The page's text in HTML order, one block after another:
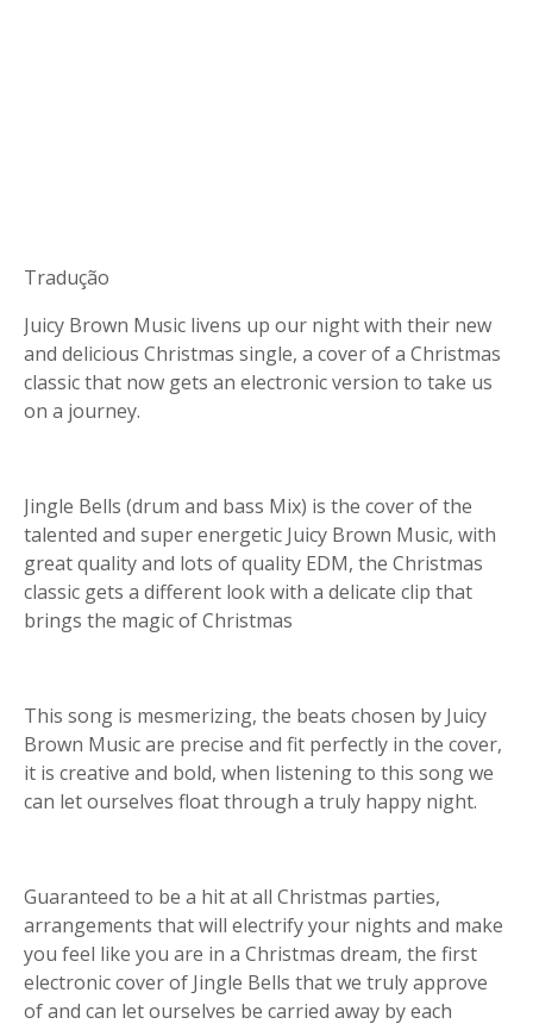
Tradução
Juicy Brown Music livens up our night with their new
and delicious Christmas single, a cover of a Christmas
classic that now gets an electronic version to take us
on a journey.
Jingle Bells (drum and bass Mix) is the cover of the
talented and super energetic Juicy Brown Music, with
great quality and lots of quality EDM, the Christmas
classic gets a different look with a delicate clip that
brings the magic of Christmas
This song is mesmerizing, the beats chosen by Juicy
Brown Music are precise and fit perfectly in the cover,
it is creative and bold, when listening to this song we
can let ourselves float through a truly happy night.
Guaranteed to be a hit at all Christmas parties,
arrangements that will electrify your nights and make
you feel like you are in a Christmas dream, the first
electronic cover of Jingle Bells that we truly approve
of and can let ourselves be carried away by each